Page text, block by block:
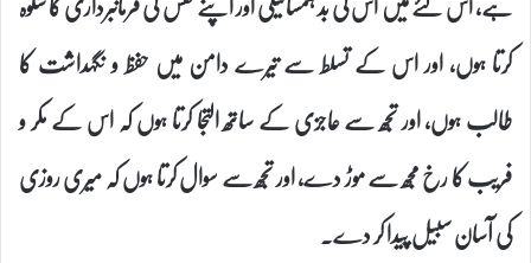
کرتا ہوں، اور اس کے تسلط سے تیرے دامن میں حفظ و نگہداشت کا
طالب ہوں، اور تجھ سے عاجزی کے ساتھ التجا کرتا ہوں کہ اس کے مکر و
فریب کا رخ مجھ سے موڑ دے، اور تجھ سے سوال کرتا ہوں کہ میری روزی
کی آسان سبیل پیدا کر دے۔